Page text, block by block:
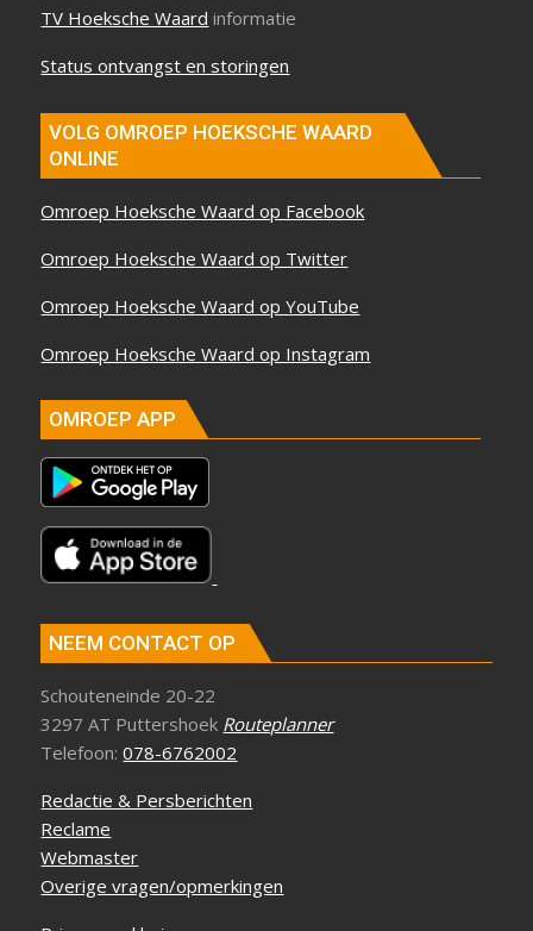
TV Hoeksche Waard informatie
Status ontvangst en storingen
VOLG OMROEP HOEKSCHE WAARD
ONLINE
Omroep Hoeksche Waard op Facebook
Omroep Hoeksche Waard op Twitter
Omroep Hoeksche Waard op YouTube
Omroep Hoeksche Waard op Instagram
OMROEP APP
NEEM CONTACT OP
Schouteneinde 20-22
3297 AT Puttershoek Routeplanner
Telefoon:078-6762002
Redactie & Persberichten
Reclame
Webmaster
Overige vragen/opmerkingen